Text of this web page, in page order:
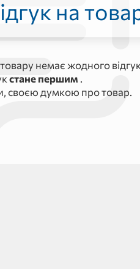
на
немає жодного
стане першим .
своєю думкою про товар.